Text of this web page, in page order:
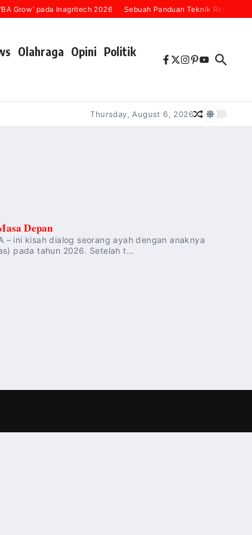
Grow’ pada Inagritech 2026 Sebuah Panduan Teknik Resensi
Olahraga Opini Politik
Thursday, August 6, 2026
Depan
– ini kisah dialog seorang ayah dengan anaknya
pada tahun 2026. Setelah t...